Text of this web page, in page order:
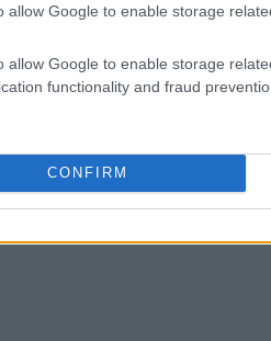
allow Google to enable storage
allow Google to enable storage
functionality and fraud
CONFIRM
εμπορίου όπλων με το
Λωρίδα της Γάζας.